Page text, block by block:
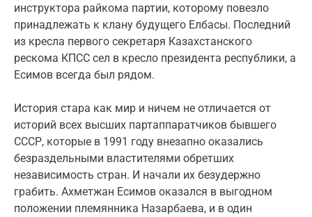
инструктора райкома партии, которому повезло
принадлежать к клану будущего Елбасы. Последний
из кресла первого секретаря Казахстанского
рескома КПСС сел в кресло президента республики, а
Есимов всегда был рядом.
История стара как мир и ничем не отличается от
историй всех высших партаппаратчиков бывшего
СССР, которые в 1991 году внезапно оказались
безраздельными властителями обретших
независимость стран. И начали их безудержно
грабить. Ахметжан Есимов оказался в выгодном
положении племянника Назарбаева, и в один